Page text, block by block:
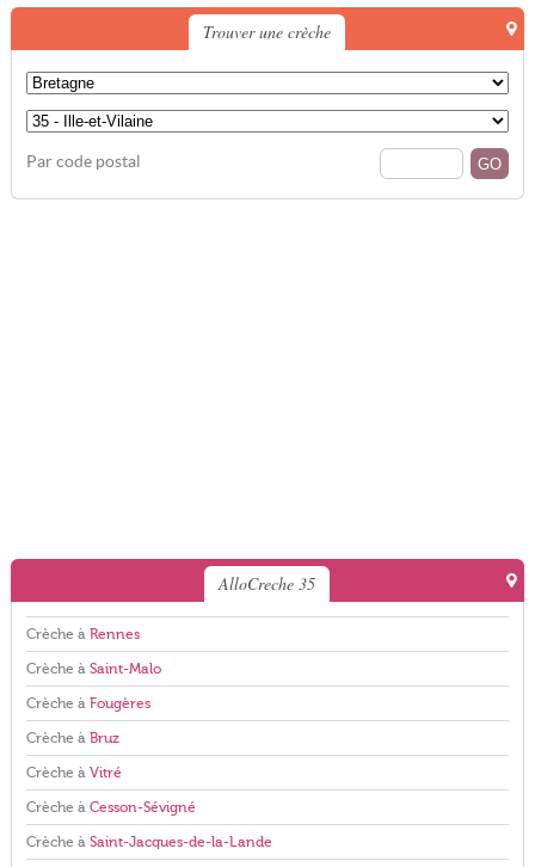
Trouver une crèche
Par code postal
AlloCreche 35
Crèche à Rennes
Crèche à Saint-Malo
Crèche à Fougères
Crèche à Bruz
Crèche à Vitré
Crèche à Cesson-Sévigné
Crèche à Saint-Jacques-de-la-Lande